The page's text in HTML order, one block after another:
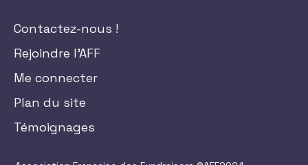
Contactez-nous !
Rejoindre l'AFF
Me connecter
Plan du site
Témoignages